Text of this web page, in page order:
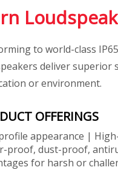
to world-class
deliver superior
or environment.
OFFERINGS
appearance |
proof, dust-proof,
for harsh or